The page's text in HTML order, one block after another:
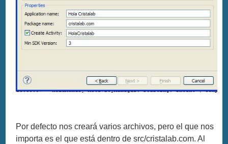
Por defecto nos creará varios archivos, pero el que nos
importa es el que está dentro de src/cristalab.com. Al